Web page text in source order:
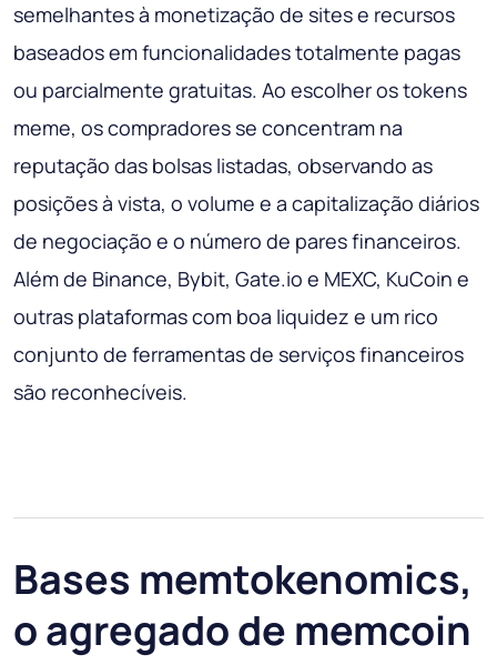
semelhantes à monetização de sites e recursos
baseados em funcionalidades totalmente pagas
ou parcialmente gratuitas. Ao escolher os tokens
meme, os compradores se concentram na
reputação das bolsas listadas, observando as
posições à vista, o volume e a capitalização diários
de negociação e o número de pares financeiros.
Além de Binance, Bybit, Gate.io e MEXC, KuCoin e
outras plataformas com boa liquidez e um rico
conjunto de ferramentas de serviços financeiros
são reconhecíveis.
Bases memtokenomics,
o agregado de memcoin